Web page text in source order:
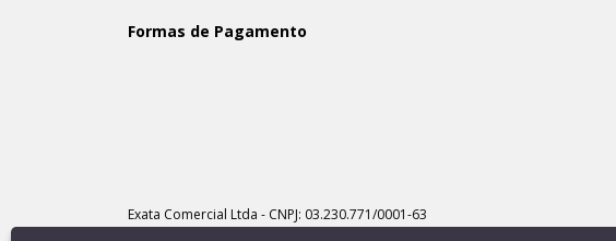
Formas de Pagamento
Exata Comercial Ltda - CNPJ: 03.230.771/0001-63